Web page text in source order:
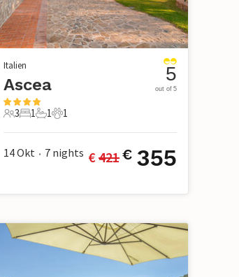
Italien
Ascea
3 Gäste
3
1 Schlafzimmer
1
1 Badezimmer
1
1 Haustier
1
5
out of 5
14 Okt • 7 nights € 421€ 355